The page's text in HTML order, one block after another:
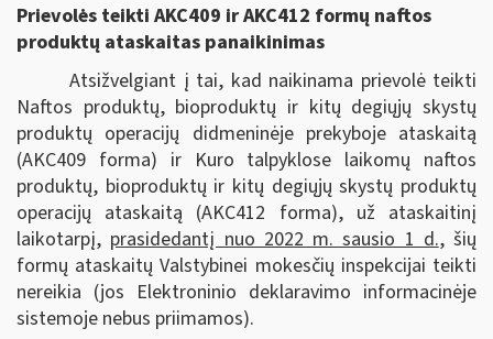
Prievolės teikti AKC409 ir AKC412 formų naftos
produktų ataskaitas panaikinimas
Atsižvelgiant į tai, kad naikinama prievolė teikti
Naftos produktų, bioproduktų ir kitų degiųjų skystų
produktų operacijų didmeninėje prekyboje ataskaitą
(AKC409 forma) ir Kuro talpyklose laikomų naftos
produktų, bioproduktų ir kitų degiųjų skystų produktų
operacijų ataskaitą (AKC412 forma), už ataskaitinį
laikotarpį, prasidedantį nuo 2022 m. sausio 1 d., šių
formų ataskaitų Valstybinei mokesčių inspekcijai teikti
nereikia (jos Elektroninio deklaravimo informacinėje
sistemoje nebus priimamos).